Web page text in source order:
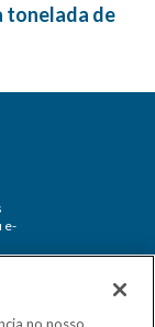
tonelada de
e-